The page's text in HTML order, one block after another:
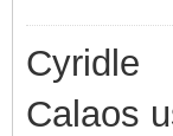
Cyridle
Calaos